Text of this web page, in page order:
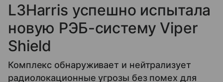
L3Harris успешно испытала
новую РЭБ-систему Viper
Shield
Комплекс обнаруживает и нейтрализует
радиолокационные угрозы без помех для